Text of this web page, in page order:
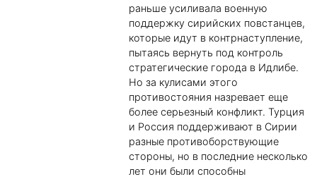
раньше усиливала военную
поддержку сирийских повстанцев,
которые идут в контрнаступление,
пытаясь вернуть под контроль
стратегические города в Идлибе.
Но за кулисами этого
противостояния назревает еще
более серьезный конфликт. Турция
и Россия поддерживают в Сирии
разные противоборствующие
стороны, но в последние несколько
лет они были способны